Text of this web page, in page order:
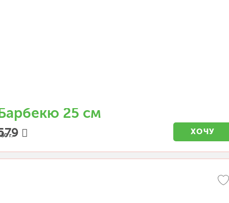
25 см
г. ХОЧУ